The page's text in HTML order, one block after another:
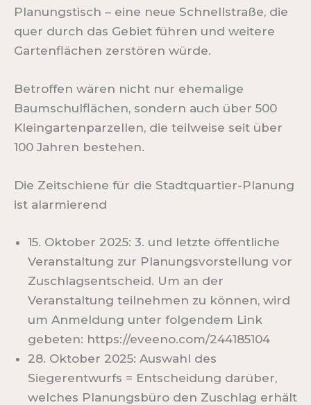
Planungstisch – eine neue Schnellstraße, die
quer durch das Gebiet führen und weitere
Gartenflächen zerstören würde.
Betroffen wären nicht nur ehemalige
Baumschulflächen, sondern auch über 500
Kleingartenparzellen, die teilweise seit über
100 Jahren bestehen.
Die Zeitschiene für die Stadtquartier-Planung
ist alarmierend
15. Oktober 2025: 3. und letzte öffentliche
Veranstaltung zur Planungsvorstellung vor
Zuschlagsentscheid. Um an der
Veranstaltung teilnehmen zu können, wird
um Anmeldung unter folgendem Link
gebeten: https://eveeno.com/244185104
28. Oktober 2025: Auswahl des
Siegerentwurfs = Entscheidung darüber,
welches Planungsbüro den Zuschlag erhält